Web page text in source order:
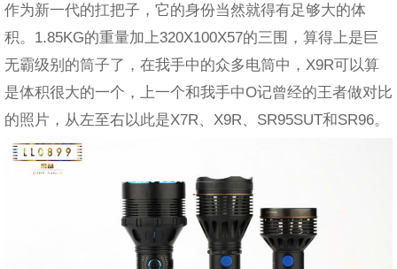
作为新一代的扛把子，它的身份当然就得有足够大的体
积。1.85KG的重量加上320X100X57的三围，算得上是巨
无霸级别的筒子了，在我手中的众多电筒中，X9R可以算
是体积很大的一个，上一个和我手中O记曾经的王者做对比
的照片，从左至右以此是X7R、X9R、SR95SUT和SR96。